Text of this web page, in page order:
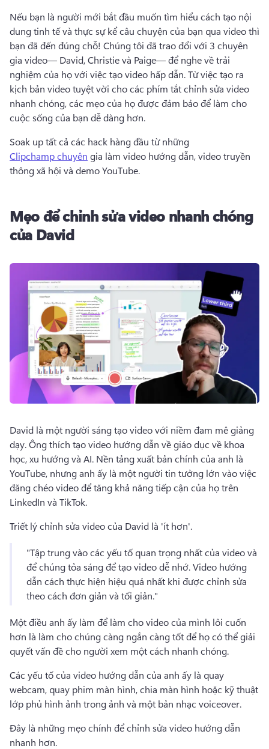
Nếu bạn là người mới bắt đầu muốn tìm hiểu cách tạo nội
dung tinh tế và thực sự kể câu chuyện của bạn qua video thì
bạn đã đến đúng chỗ! Chúng tôi đã trao đổi với 3 chuyên
gia video— David, Christie và Paige— để nghe về trải
nghiệm của họ với việc tạo video hấp dẫn. Từ việc tạo ra
kịch bản video tuyệt vời cho các phím tắt chỉnh sửa video
nhanh chóng, các mẹo của họ được đảm bảo để làm cho
cuộc sống của bạn dễ dàng hơn.
Soak up tất cả các hack hàng đầu từ những
Clipchamp chuyên gia làm video hướng dẫn, video truyền
thông xã hội và demo YouTube.
Mẹo để chỉnh sửa video nhanh chóng
của David
David là một người sáng tạo video với niềm đam mê giảng
dạy. Ông thích tạo video hướng dẫn về giáo dục về khoa
học, xu hướng và AI. Nền tảng xuất bản chính của anh là
YouTube, nhưng anh ấy là một người tin tưởng lớn vào việc
đăng chéo video để tăng khả năng tiếp cận của họ trên
LinkedIn và TikTok.
Triết lý chỉnh sửa video của David là 'ít hơn'.
"Tập trung vào các yếu tố quan trọng nhất của video và
để chúng tỏa sáng để tạo video dễ nhớ. Video hướng
dẫn cách thực hiện hiệu quả nhất khi được chỉnh sửa
theo cách đơn giản và tối giản."
Một điều anh ấy làm để làm cho video của mình lôi cuốn
hơn là làm cho chúng càng ngắn càng tốt để họ có thể giải
quyết vấn đề cho người xem một cách nhanh chóng.
Các yếu tố của video hướng dẫn của anh ấy là quay
webcam, quay phim màn hình, chia màn hình hoặc kỹ thuật
lớp phủ hình ảnh trong ảnh và một bản nhạc voiceover.
Đây là những mẹo chính để chỉnh sửa video hướng dẫn
nhanh hơn.